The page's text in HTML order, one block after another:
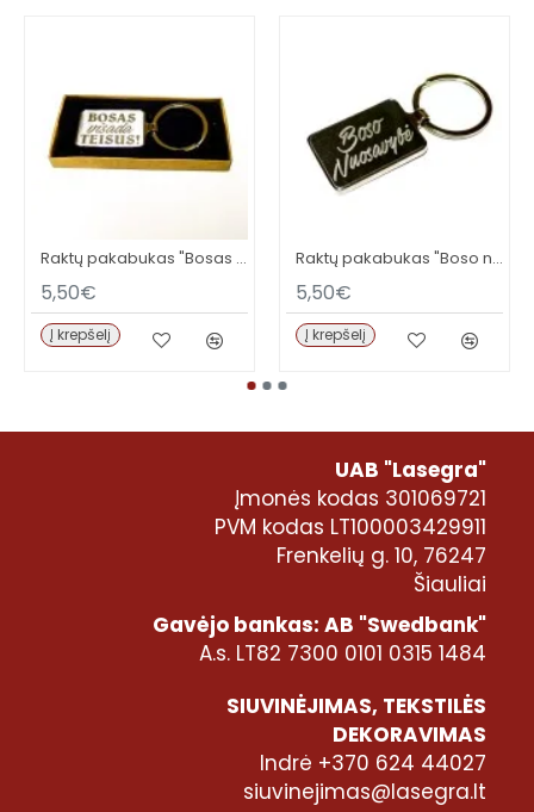
Raktų pakabukas "Bosas visada teisus"
5,50€
Į krepšelį
Raktų pakabukas "Boso nuosavybė"
5,50€
Į krepšelį
UAB "Lasegra"
Įmonės kodas 301069721
PVM kodas LT100003429911
Frenkelių g. 10, 76247
Šiauliai
Gavėjo bankas: AB "Swedbank"
A.s. LT82 7300 0101 0315 1484
SIUVINĖJIMAS, TEKSTILĖS
DEKORAVIMAS
Indrė +370 624 44027
siuvinejimas@lasegra.lt